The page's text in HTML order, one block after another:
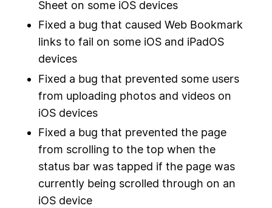
Sheet on some iOS devices
Fixed a bug that caused Web Bookmark
links to fail on some iOS and iPadOS
devices
Fixed a bug that prevented some users
from uploading photos and videos on
iOS devices
Fixed a bug that prevented the page
from scrolling to the top when the
status bar was tapped if the page was
currently being scrolled through on an
iOS device